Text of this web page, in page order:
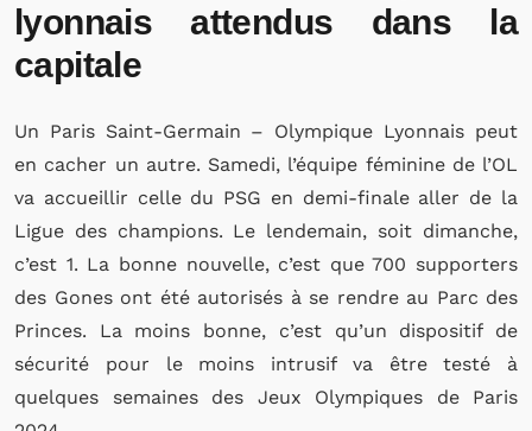
lyonnais attendus dans la
capitale
Un Paris Saint-Germain – Olympique Lyonnais peut
en cacher un autre. Samedi, l’équipe féminine de l’OL
va accueillir celle du PSG en demi-finale aller de la
Ligue des champions. Le lendemain, soit dimanche,
c’est 1. La bonne nouvelle, c’est que 700 supporters
des Gones ont été autorisés à se rendre au Parc des
Princes. La moins bonne, c’est qu’un dispositif de
sécurité pour le moins intrusif va être testé à
quelques semaines des Jeux Olympiques de Paris